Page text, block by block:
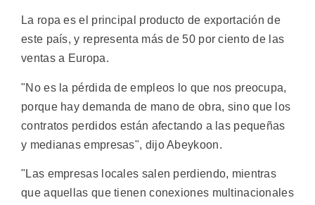
La ropa es el principal producto de exportación de
este país, y representa más de 50 por ciento de las
ventas a Europa.
"No es la pérdida de empleos lo que nos preocupa,
porque hay demanda de mano de obra, sino que los
contratos perdidos están afectando a las pequeñas
y medianas empresas", dijo Abeykoon.
"Las empresas locales salen perdiendo, mientras
que aquellas que tienen conexiones multinacionales